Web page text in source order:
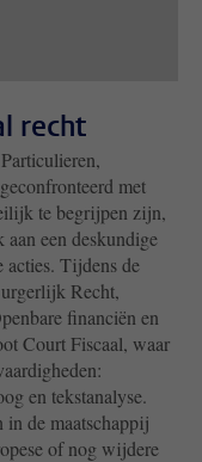
recht
met
te begrijpen zijn,
aan een deskundige
acties. Tijdens de
Recht,
financiën en
Court Fiscaal, waar
en tekstanalyse.
in de maatschappij
of nog wijdere